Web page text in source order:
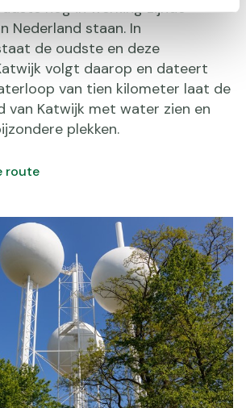
nog in werking zijnde
Nederland staan. In
de oudste en deze
volgt daarop en dateert
van tien kilometer laat de
van Katwijk met water zien en
plekken.
route